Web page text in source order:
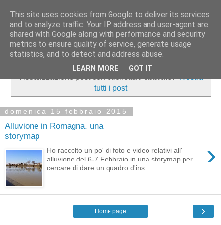
opendatabassaromagna
Dati open, molto local
Visualizzazione post con etichettaFebbraio. Mostra
tutti i post
domenica 15 febbraio 2015
Alluvione in Romagna, una
storymap
›
Ho raccolto un po' di foto e video relativi all'
alluvione del 6-7 Febbraio in una storymap per
cercare di dare un quadro d'ins...
›
Home page
This site uses cookies from Google to deliver its services
and to analyze traffic. Your IP address and user-agent are
shared with Google along with performance and security
metrics to ensure quality of service, generate usage
statistics, and to detect and address abuse.
LEARN MORE GOT IT